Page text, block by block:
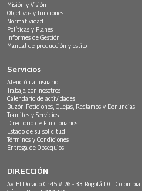
Misión y Visión
Objetivos y funciones
Normatividad
Políticas y Planes
Informes de Gestión
Manual de producción y estilo
Servicios
Atención al usuario
Trabaja con nosotros
Calendario de actividades
Buzón Peticiones, Quejas, Reclamos y Denuncias
Trámites y Servicios
Directorio de Funcionarios
Estado de su solicitud
Términos y Condiciones
Entrega de Obsequios
DIRECCIÓN
Av. El Dorado Cr.45 # 26 - 33 Bogotá D.C. Colombia.